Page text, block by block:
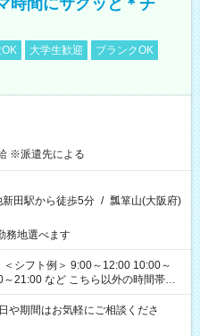
時間にサクッと＊チ
大学生歓迎
ブランクOK
※派遣先による
新田駅から徒歩5分 / 瓢箪山(大阪府)
地選べます
ちら以外の時間帯も
期間はお気軽にご相談くださ